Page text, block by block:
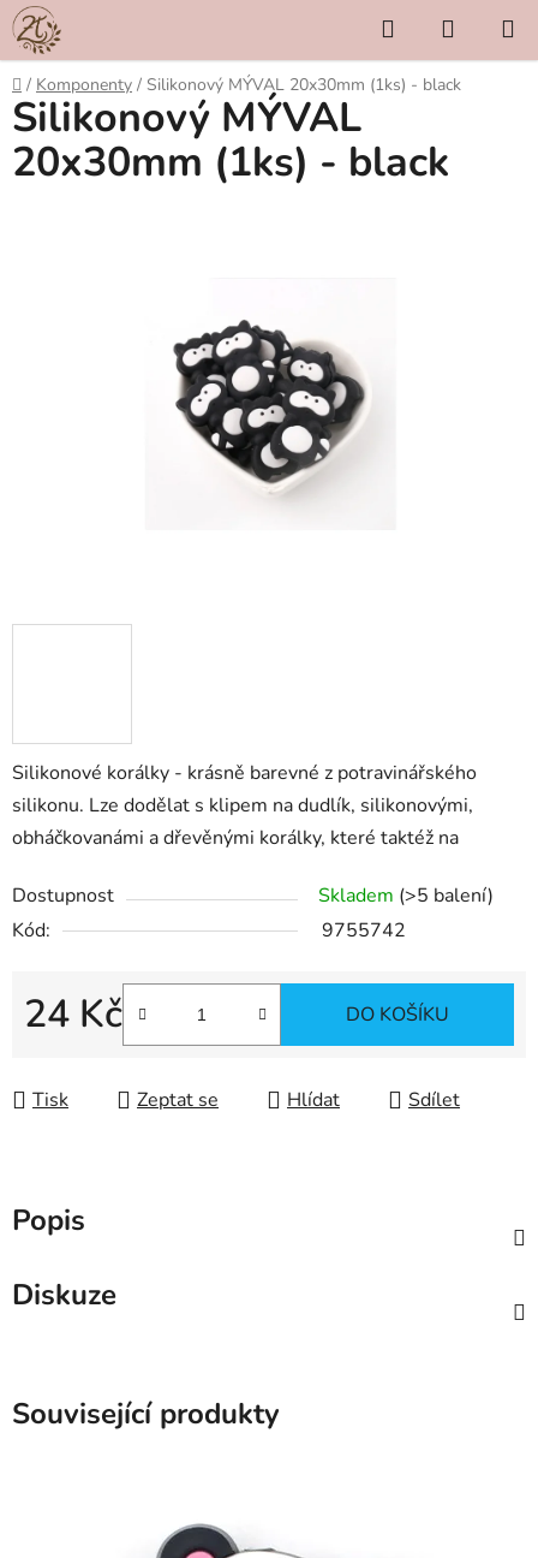
Přejít
na
obsah
Hledat
KOŠÍK
Domů
/ Komponenty / Silikonový MÝVAL 20x30mm (1ks) - black
Silikonové korálky - krásně barevné z potravinářského
silikonu. Lze dodělat s klipem na dudlík, silikonovými,
obháčkovanámi a dřevěnými korálky, které taktéž na
Dostupnost Skladem (>5 balení)
Kód:
9755742
24 Kč
Měrná cena:
DO KOŠÍKU
Tisk Zeptat se Hlídat Sdílet
Silikonový MÝVAL
20x30mm (1ks) - black
Popis
Diskuze
Související produkty